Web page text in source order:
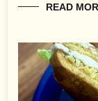
READ